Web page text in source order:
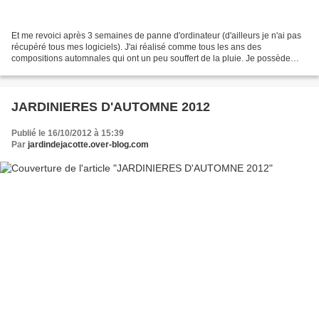
Et me revoici après 3 semaines de panne d'ordinateur (d'ailleurs je n'ai pas
récupéré tous mes logiciels). J'ai réalisé comme tous les ans des
compositions automnales qui ont un peu souffert de la pluie. Je possède
JARDINIERES D'AUTOMNE 2012
Publié le 16/10/2012 à 15:39
Par jardindejacotte.over-blog.com